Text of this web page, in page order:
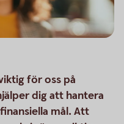
för oss på
dig att hantera
mål. Att